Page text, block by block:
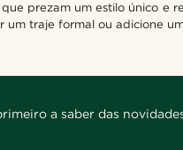
prezam um estilo único
traje formal ou adicione
a saber das